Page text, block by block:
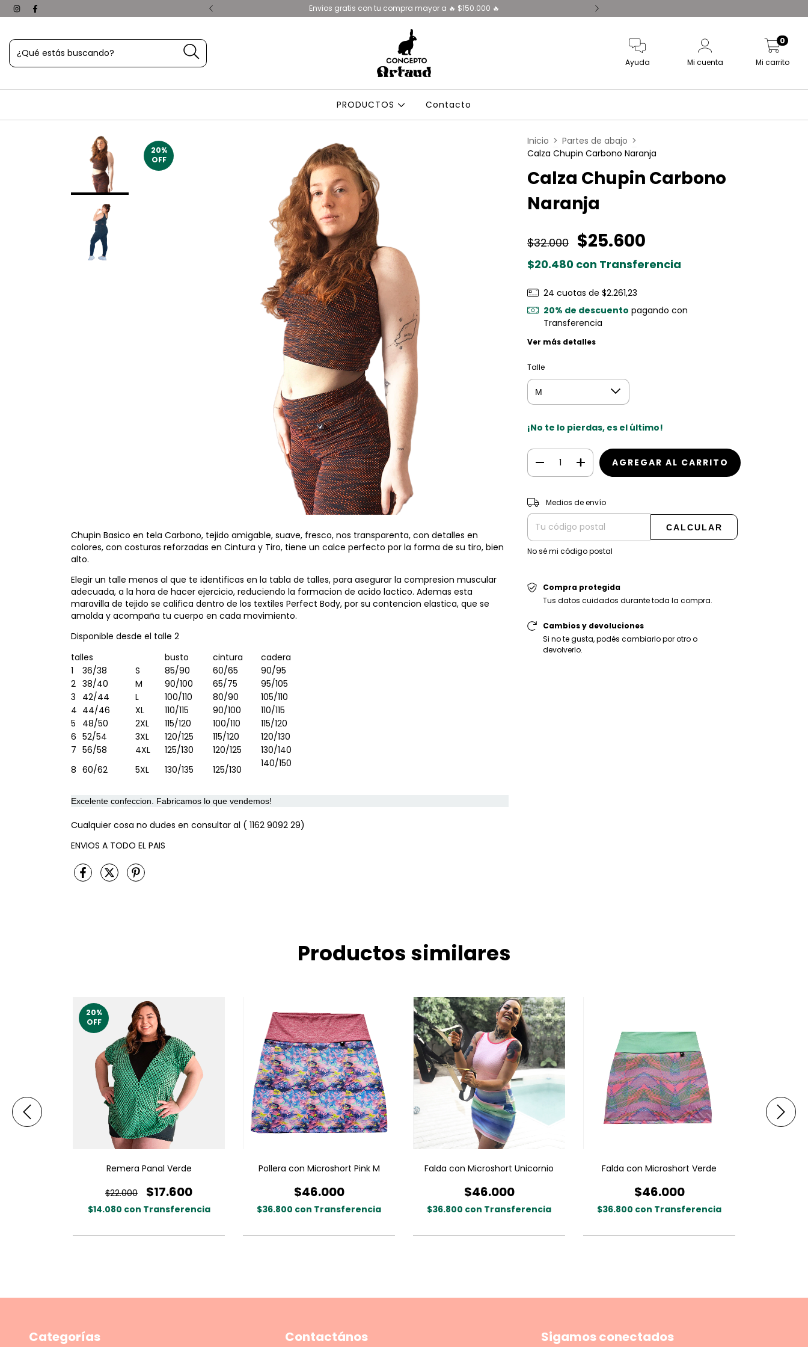
hoy. ¡Aprovechá! Envios gratis con tu compra mayor a 🔥 $150.000 🔥
Ayuda Mi cuenta Mi carrito
0
PRODUCTOS Contacto
20%
OFF
Chupin Basico en tela Carbono, tejido amigable, suave, fresco, nos transparenta, con detalles en
colores, con costuras reforzadas en Cintura y Tiro, tiene un calce perfecto por la forma de su tiro, bien
alto.
Elegir un talle menos al que te identificas en la tabla de talles, para asegurar la compresion muscular
adecuada, a la hora de hacer ejercicio, reduciendo la formacion de acido lactico. Ademas esta
maravilla de tejido se califica dentro de los textiles Perfect Body, por su contencion elastica, que se
amolda y acompaña tu cuerpo en cada movimiento.
Disponible desde el talle 2
talles
busto cintura
cadera
1
36/38 S 85/90 60/65
90/95
2 38/40 M 90/100 65/75
95/105
3
42/44 L 100/110 80/90
105/110
4 44/46 XL 110/115 90/100
110/115
5
48/50 2XL 115/120 100/110
115/120
6 52/54 3XL 120/125 115/120
120/130
7 56/58 4XL 125/130 120/125
130/140
8 60/62 5XL 130/135 125/130
140/150
Excelente confeccion. Fabricamos lo que vendemos!
Cualquier cosa no dudes en consultar al ( 1162 9092 29)
ENVIOS A TODO EL PAIS
Inicio > Partes de abajo >
Calza Chupin Carbono Naranja
Calza Chupin Carbono
Naranja
$32.000 $25.600
$20.480 con Transferencia
24 cuotas de $2.261,23
20% de descuento pagando con
Transferencia
Ver más detalles
Talle
¡No te lo pierdas, es el último!
Entregas para el CP:
Medios de envío
CALCULAR
No sé mi código postal
Compra protegida
Tus datos cuidados durante toda la compra.
Cambios y devoluciones
Si no te gusta, podés cambiarlo por otro o
devolverlo.
Productos similares
20%
OFF
Remera Panal Verde
$22.000 $17.600
$14.080 con Transferencia
Pollera con Microshort Pink M
$46.000
$36.800 con Transferencia
Falda con Microshort Unicornio
$46.000
$36.800 con Transferencia
Falda con Microshort Verde
$46.000
$36.800 con Transferencia
Categorías Contactános Sigamos conectados